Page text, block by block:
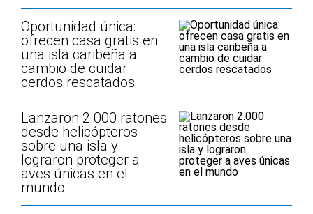
Oportunidad única:
ofrecen casa gratis en
una isla caribeña a
cambio de cuidar
cerdos rescatados
Lanzaron 2.000 ratones
desde helicópteros
sobre una isla y
lograron proteger a
aves únicas en el
mundo